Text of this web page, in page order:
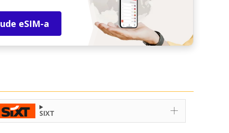
eSIM-a
SIXT